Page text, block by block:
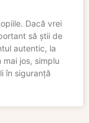
Dacă vrei
să știi de
autentic, la
jos, simplu
în siguranță